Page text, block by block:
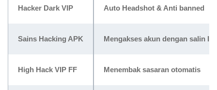
Hacker Dark VIP Auto Headshot & Anti banned
Sains Hacking APK Mengakses akun dengan salin ID
High Hack VIP FF Menembak sasaran otomatis